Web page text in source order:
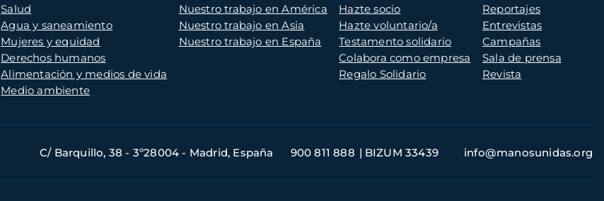
Salud
Agua y saneamiento
Mujeres y equidad
Derechos humanos
Alimentación y medios de vida
Medio ambiente
Nuestro trabajo en América
Nuestro trabajo en Asia
Nuestro trabajo en España
Hazte socio
Hazte voluntario/a
Testamento solidario
Colabora como empresa
Regalo Solidario
Reportajes
Entrevistas
Campañas
Sala de prensa
Revista
C/ Barquillo, 38 - 3º28004 - Madrid, España 900 811 888 BIZUM 33439 info@manosunidas.org